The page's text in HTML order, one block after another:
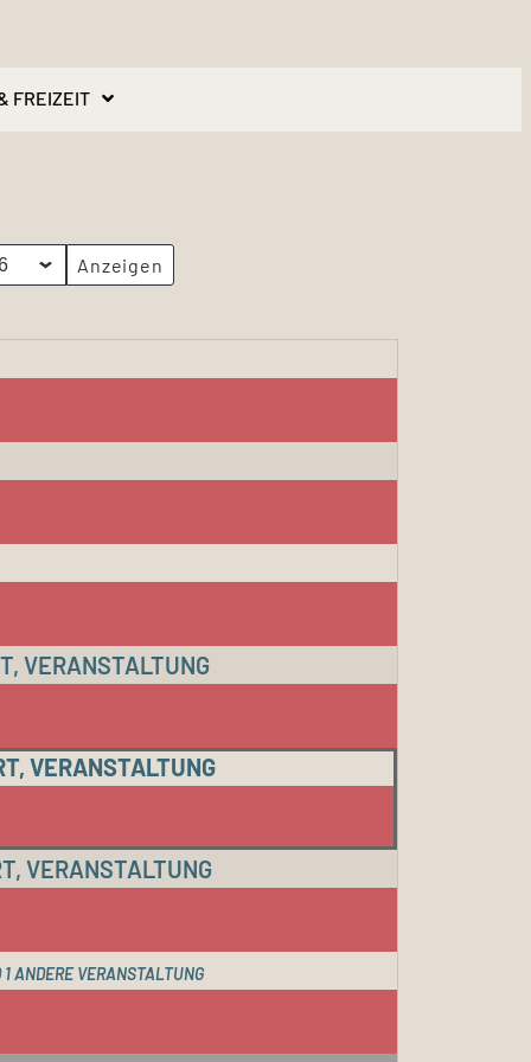
FREIZEIT
VERANSTALTUNG
VERANSTALTUNG
VERANSTALTUNG
1 ANDERE VERANSTALTUNG